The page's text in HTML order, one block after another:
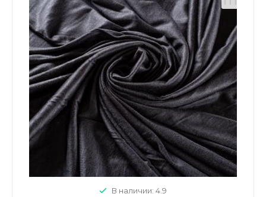
В наличии: 4.9